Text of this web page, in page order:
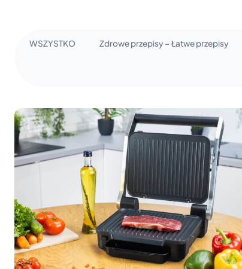
WSZYSTKO Zdrowe przepisy – Łatwe przepisy